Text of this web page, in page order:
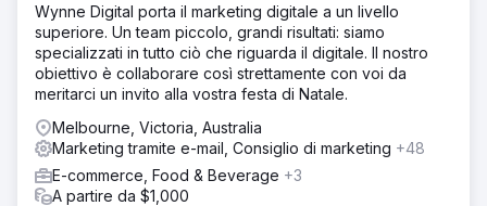
Wynne Digital porta il marketing digitale a un livello
superiore. Un team piccolo, grandi risultati: siamo
specializzati in tutto ciò che riguarda il digitale. Il nostro
obiettivo è collaborare così strettamente con voi da
meritarci un invito alla vostra festa di Natale.
Melbourne, Victoria, Australia
Marketing tramite e-mail, Consiglio di marketing +48
E-commerce, Food & Beverage +3
A partire da $1,000